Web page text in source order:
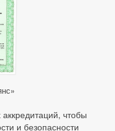
чтобы
и безопасности